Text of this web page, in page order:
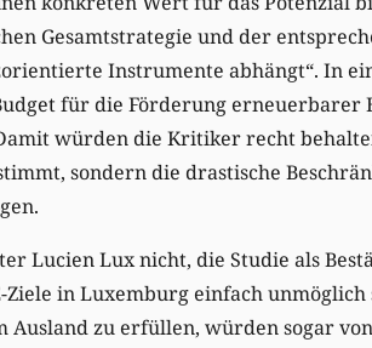
Gesamtstrategie und der
Instrumente abhängt“. In
für die Förderung
würden die Kritiker recht
sondern die drastische
Lucien Lux nicht, die Studie als
in Luxemburg einfach unmöglich
zu erfüllen, würden sogar